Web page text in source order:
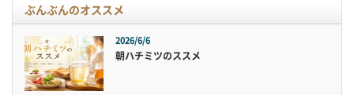
ぶんぶんのオススメ
2026/6/6
朝ハチミツのススメ